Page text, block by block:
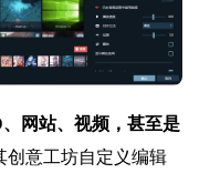
网站、视频，甚至是
创意工坊自定义编辑